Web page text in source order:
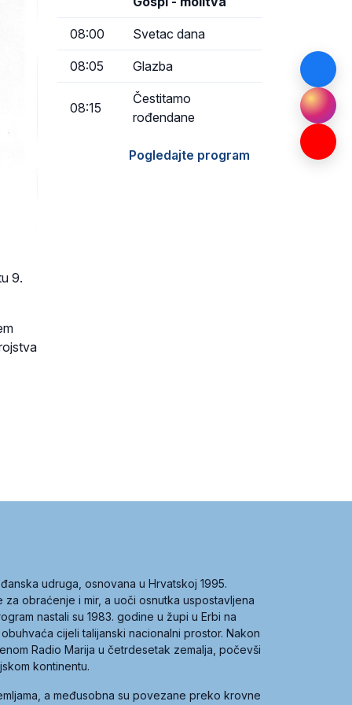
9.
08:00 Svetac dana
08:05 Glazba
08:15
Čestitamo
rođendane
Pogledajte program
udruga, osnovana u Hrvatskoj 1995.
obraćenje i mir, a uoči osnutka uspostavljena
nastali su 1983. godine u župi u Erbi na
cijeli talijanski nacionalni prostor. Nakon
Radio Marija u četrdesetak zemalja, počevši
kontinentu.
a međusobna su povezane preko krovne